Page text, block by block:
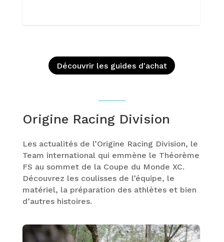
Découvrir les guides d'achat
Origine Racing Division
Les actualités de l’Origine Racing Division, le
Team international qui emmène le Théorème
FS au sommet de la Coupe du Monde XC.
Découvrez les coulisses de l’équipe, le
matériel, la préparation des athlètes et bien
d’autres histoires.